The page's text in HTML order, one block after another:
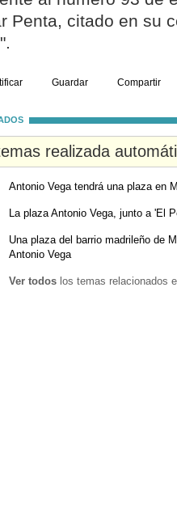
Penta, citado en su
Guardar Compartir
realizada
Antonio Vega tendrá una plaza en
La plaza Antonio Vega, junto a 'El
Una plaza del barrio madrileño de
Antonio Vega
Ver todos los temas relacionados